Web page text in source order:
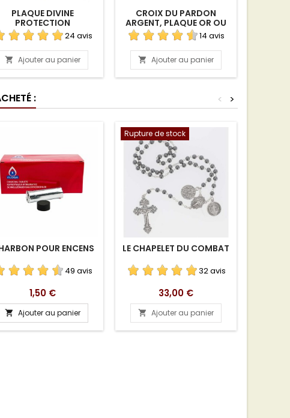
PLAQUE DIVINE
PROTECTION
24 avis
 Ajouter au panier
CROIX DU PARDON
ARGENT, PLAQUE OR OU
OR
14 avis
 Ajouter au panier
: >
<
POUR ENCENS
49 avis
Prix
1,50 €
 Ajouter au panier
Rupture de stock
LE CHAPELET DU COMBAT
32 avis
Prix
33,00 €
 Ajouter au panier